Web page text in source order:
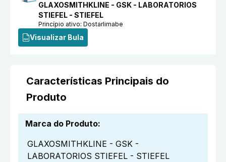
GLAXOSMITHKLINE - GSK - LABORATORIOS
STIEFEL - STIEFEL
Princípio ativo:Dostarlimabe
Visualizar Bula
Características Principais do
Produto
Marca do Produto:
GLAXOSMITHKLINE - GSK -
LABORATORIOS STIEFEL - STIEFEL